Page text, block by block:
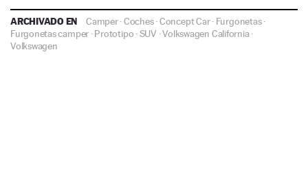
ARCHIVADO EN Camper·Coches·Concept Car· Furgonetas·
Furgonetas camper ·Prototipo ·SUV ·Volkswagen California·
Volkswagen